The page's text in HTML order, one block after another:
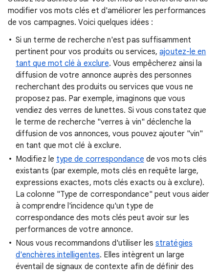
modifier vos mots clés et d'améliorer les performances
de vos campagnes. Voici quelques idées :
Si un terme de recherche n'est pas suffisamment
pertinent pour vos produits ou services,ajoutez-le en
tant que mot clé à exclure. Vous empêcherez ainsi la
diffusion de votre annonce auprès des personnes
recherchant des produits ou services que vous ne
proposez pas. Par exemple, imaginons que vous
vendiez des verres de lunettes. Si vous constatez que
le terme de recherche "verres à vin" déclenche la
diffusion de vos annonces, vous pouvez ajouter "vin"
en tant que mot clé à exclure.
Modifiez le type de correspondance de vos mots clés
existants (par exemple, mots clés en requête large,
expressions exactes, mots clés exacts ou à exclure).
La colonne "Type de correspondance" peut vous aider
à comprendre l'incidence qu'un type de
correspondance des mots clés peut avoir sur les
performances de votre annonce.
Nous vous recommandons d'utiliser lesstratégies
d'enchères intelligentes. Elles intègrent un large
éventail de signaux de contexte afin de définir des